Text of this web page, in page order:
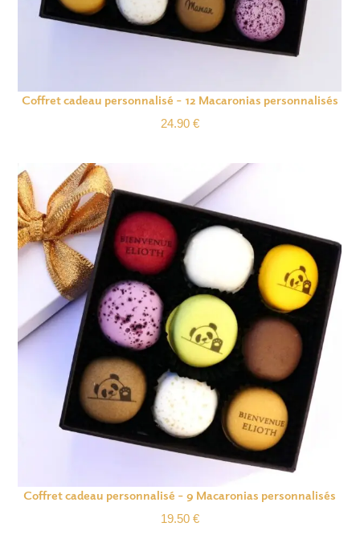
Coffret cadeau personnalisé – 12 Macaronias personnalisés
24.90 €
Coffret cadeau personnalisé – 9 Macaronias personnalisés
19.50 €